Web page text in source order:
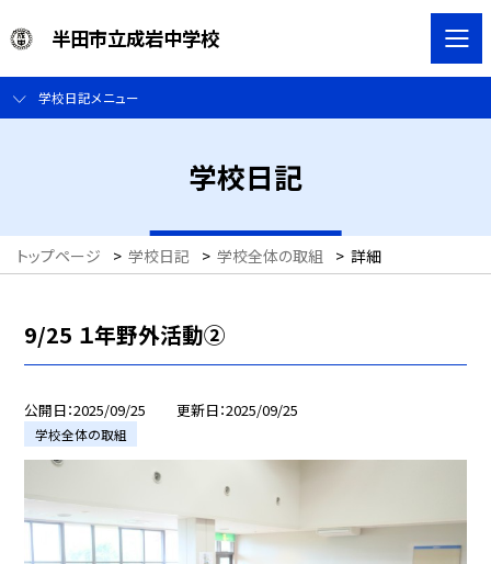
半田市立成岩中学校
学校日記メニュー
学校日記
トップページ > 学校日記 > 学校全体の取組 > 詳細
9/25 １年野外活動②
公開日 2025/09/25 更新日 2025/09/25
学校全体の取組